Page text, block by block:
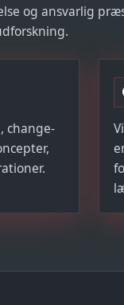
og ansvarlig
change-